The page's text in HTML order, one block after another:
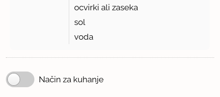
ocvirki ali zaseka
sol
voda
Način za kuhanje